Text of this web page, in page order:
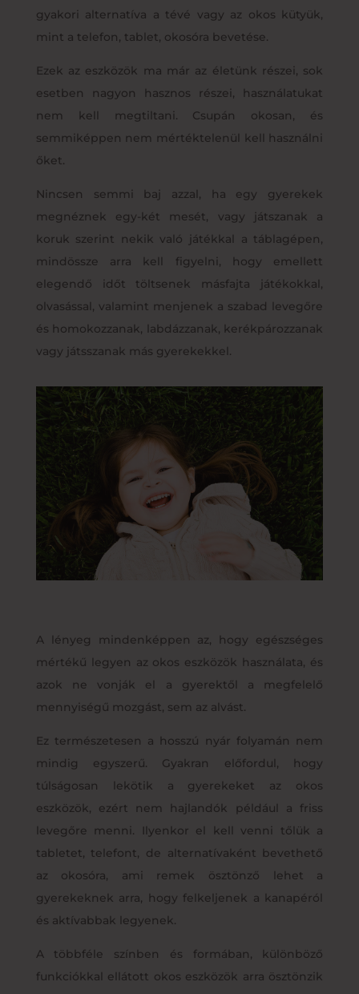
gyakori alternatíva a tévé vagy az okos kütyük,
mint a telefon, tablet, okosóra bevetése.
Ezek az eszközök ma már az életünk részei, sok
esetben nagyon hasznos részei, használatukat
nem kell megtiltani. Csupán okosan, és
semmiképpen nem mértéktelenül kell használni
őket.
Nincsen semmi baj azzal, ha egy gyerekek
megnéznek egy-két mesét, vagy játszanak a
koruk szerint nekik való játékkal a táblagépen,
mindössze arra kell figyelni, hogy emellett
elegendő időt töltsenek másfajta játékokkal,
olvasással, valamint menjenek a szabad levegőre
és homokozzanak, labdázzanak, kerékpározzanak
vagy játsszanak más gyerekekkel.
A lényeg mindenképpen az, hogy egészséges
mértékű legyen az okos eszközök használata, és
azok ne vonják el a gyerektől a megfelelő
mennyiségű mozgást, sem az alvást.
Ez természetesen a hosszú nyár folyamán nem
mindig egyszerű. Gyakran előfordul, hogy
túlságosan lekötik a gyerekeket az okos
eszközök, ezért nem hajlandók például a friss
levegőre menni. Ilyenkor el kell venni tőlük a
tabletet, telefont, de alternatívaként bevethető
az okosóra, ami remek ösztönző lehet a
gyerekeknek arra, hogy felkeljenek a kanapéról
és aktívabbak legyenek.
A többféle színben és formában, különböző
funkciókkal ellátott okos eszközök arra ösztönzik